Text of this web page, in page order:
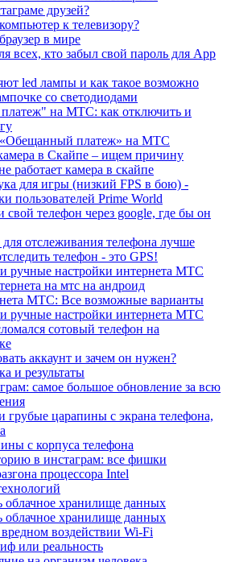
друзей?
к телевизору?
в мире
всех, кто забыл свой пароль для App
led лампы и как такое возможно
со светодиодами
на МТС: как отключить и
платеж» на МТС
в Скайпе – ищем причину
работает камера в скайпе
для игры (низкий FPS в бою) -
пользователей Prime World
свой телефон через google, где бы он
отслеживания телефона лучше
телефон - это GPS!
ручные настройки интернета МТС
на мтс на андроид
МТС: Все возможные варианты
ручные настройки интернета МТС
сотовый телефон на
аккаунт и зачем он нужен?
и результаты
самое большое обновление за всю
грубые царапины с экрана телефона,
с корпуса телефона
в инстаграм: все фишки
процессора Intel
облачное хранилище данных
облачное хранилище данных
воздействии Wi-Fi
или реальность